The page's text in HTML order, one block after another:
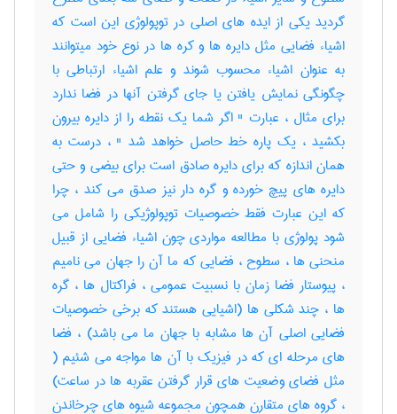
گردید یکی از ایده های اصلی در توپولوژی این است که
اشیاء فضایی مثل دایره ها و کره ها در نوع خود میتوانند
به عنوان اشیاء محسوب شوند و علم اشیاء ارتباطی با
چگونگی نمایش یافتن یا جای گرفتن آنها در فضا ندارد
برای مثال ، عبارت " اگر شما یک نقطه را از دایره بیرون
بکشید ، یک پاره خط حاصل خواهد شد " ، درست به
همان اندازه که برای دایره صادق است برای بیضی و حتی
دایره های پیچ خورده و گره دار نیز صدق می کند ، چرا
که این عبارت فقط خصوصیات توپولوژیکی را شامل می
شود پولوژی با مطالعه مواردی چون اشیاء فضایی از قبیل
منحنی ها ، سطوح ، فضایی که ما آن را جهان می نامیم
، پیوستار فضا زمان با نسبیت عمومی ، فراکتال ها ، گره
ها ، چند شکلی ها (اشیایی هستند که برخی خصوصیات
فضایی اصلی آن ها مشابه با جهان ما می باشد) ، فضا
های مرحله ای که در فیزیک با آن ها مواجه می شئیم (
مثل فضای وضعیت های قرار گرفتن عقربه ها در ساعت)
، گروه های متقارن همچون مجموعه شیوه های چرخاندن